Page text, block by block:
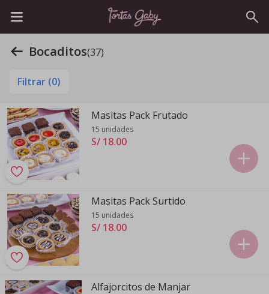
Bocaditos(37)
Filtrar (0)
Masitas Pack Frutado
15 unidades
S/ 18.00
Masitas Pack Surtido
15 unidades
S/ 18.00
Alfajorcitos de Manjar